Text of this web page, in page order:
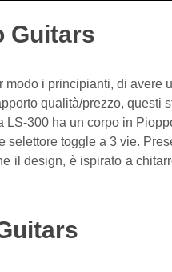
Guitars
i principianti, di avere
qualità/prezzo, questi
300 ha un corpo in
toggle a 3 vie.
il design, è ispirato a